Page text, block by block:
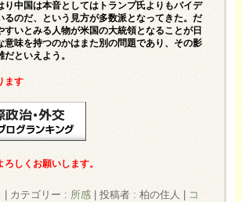
り中国は本音としてはトランプ氏よりもバイデ
るのだ、という見方が多数派となってきた。だ
すいとみる人物が米国の大統領となることが日
意味を持つのかはまた別の問題であり、その影
といえよう。
ます
しくお願いします。
| カテゴリー : 所感 | 投稿者 : 柏の住人 | コ